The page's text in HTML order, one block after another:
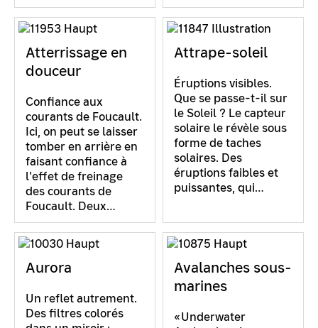
Atterrissage en
douceur
Confiance aux
courants de Foucault.
Ici, on peut se laisser
tomber en arrière en
faisant confiance à
l'effet de freinage
des courants de
Foucault. Deux…
Attrape-soleil
Éruptions visibles.
Que se passe-t-il sur
le Soleil ? Le capteur
solaire le révèle sous
forme de taches
solaires. Des
éruptions faibles et
puissantes, qui…
Aurora
Un reflet autrement.
Des filtres colorés
Avalanches sous-
marines
«Underwater